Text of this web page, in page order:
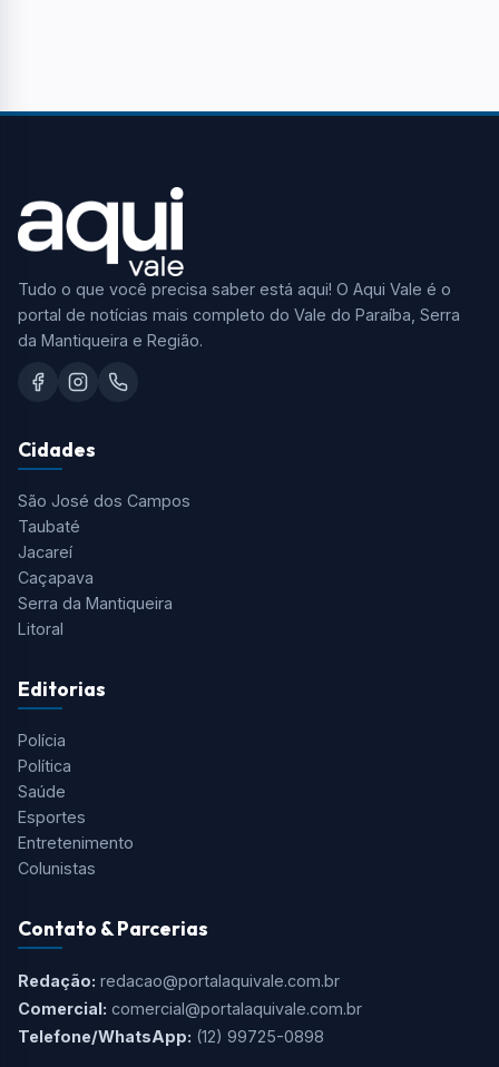
Tudo o que você precisa saber está aqui! O Aqui Vale é o
portal de notícias mais completo do Vale do Paraíba, Serra
da Mantiqueira e Região.
Cidades
São José dos Campos
Taubaté
Jacareí
Caçapava
Serra da Mantiqueira
Litoral
Editorias
Polícia
Política
Saúde
Esportes
Entretenimento
Colunistas
Contato & Parcerias
Redação: redacao@portalaquivale.com.br
Comercial: comercial@portalaquivale.com.br
Telefone/WhatsApp: (12) 99725-0898